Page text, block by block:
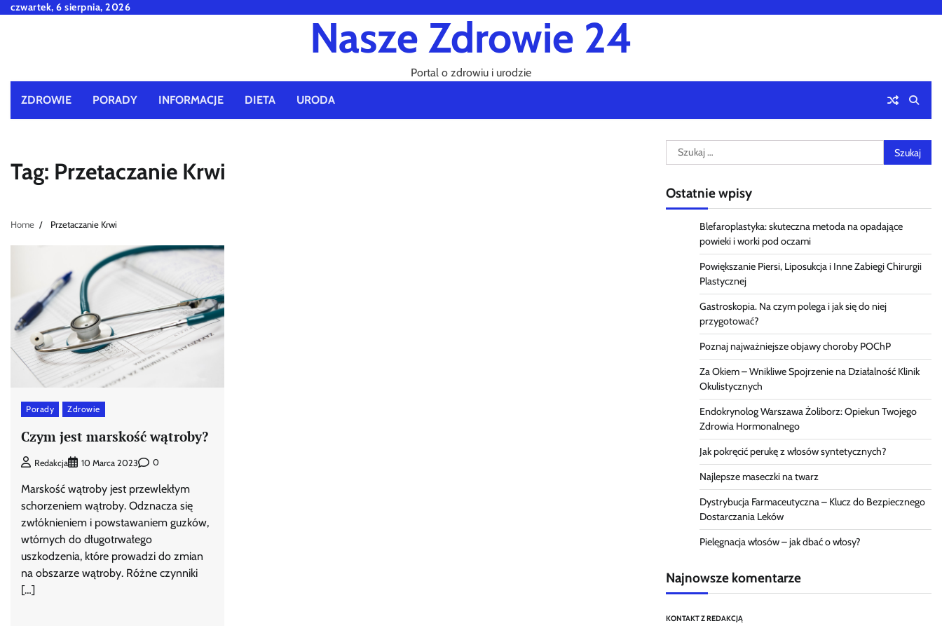
Skipczwartek, 6 sierpnia, 2026
Nasze Zdrowie 24
Portal o zdrowiu i urodzie
ZDROWIE PORADY INFORMACJE DIETA URODA
Tag: Przetaczanie Krwi
Home Przetaczanie Krwi
Porady Zdrowie
Czym jest marskość wątroby?
Redakcja 10 Marca 2023 0
Marskość wątroby jest przewlekłym
schorzeniem wątroby. Odznacza się
zwłóknieniem i powstawaniem guzków,
wtórnych do długotrwałego
uszkodzenia, które prowadzi do zmian
na obszarze wątroby. Różne czynniki
[…]
Szukaj:
Ostatnie wpisy
Blefaroplastyka: skuteczna metoda na opadające
powieki i worki pod oczami
Powiększanie Piersi, Liposukcja i Inne Zabiegi Chirurgii
Plastycznej
Gastroskopia. Na czym polega i jak się do niej
przygotować?
Poznaj najważniejsze objawy choroby POChP
Za Okiem – Wnikliwe Spojrzenie na Działalność Klinik
Okulistycznych
Endokrynolog Warszawa Żoliborz: Opiekun Twojego
Zdrowia Hormonalnego
Jak pokręcić perukę z włosów syntetycznych?
Najlepsze maseczki na twarz
Dystrybucja Farmaceutyczna – Klucz do Bezpiecznego
Dostarczania Leków
Pielęgnacja włosów – jak dbać o włosy?
Najnowsze komentarze
KONTAKT Z REDAKCJĄ